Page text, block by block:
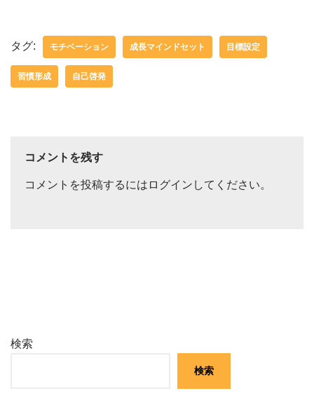
タグ: モチベーション 成長マインドセット 目標設定
習慣形成 自己啓発
コメントを残す
コメントを投稿するには ログイン してください。
検索
検索